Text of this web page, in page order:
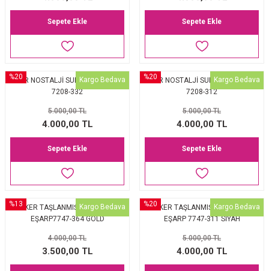
Sepete Ekle Sepete Ekle
%20 Kargo Bedava
AKER NOSTALJİ SURA İPEK EŞARP
7208-332
5.000,00 TL
4.000,00 TL
Sepete Ekle
%20 Kargo Bedava
AKER NOSTALJİ SURA İPEK EŞARP
7208-312
5.000,00 TL
4.000,00 TL
Sepete Ekle
%13 Kargo Bedava
AKER TAŞLANMIŞ SURA İPEK
EŞARP7747-364 GOLD
4.000,00 TL
3.500,00 TL
%20 Kargo Bedava
AKER TAŞLANMIŞ SURA İPEK
EŞARP 7747-311 SİYAH
5.000,00 TL
4.000,00 TL